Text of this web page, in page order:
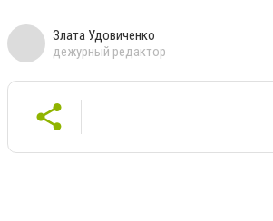
Злата Удовиченко
дежурный редактор